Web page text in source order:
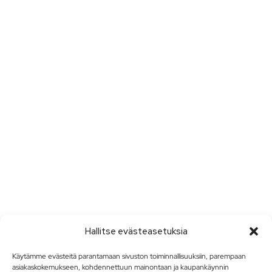
Hallitse evästeasetuksia
Käytämme evästeitä parantamaan sivuston toiminnallisuuksiin, parempaan
asiakaskokemukseen, kohdennettuun mainontaan ja kaupankäynnin